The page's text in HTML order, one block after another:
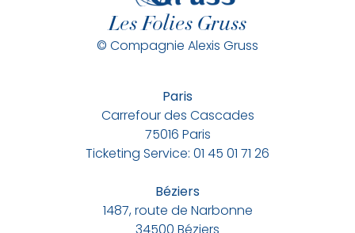
Les Folies Gruss
© Compagnie Alexis Gruss
Paris
Carrefour des Cascades
75016 Paris
Ticketing Service: 01 45 01 71 26
Béziers
1487, route de Narbonne